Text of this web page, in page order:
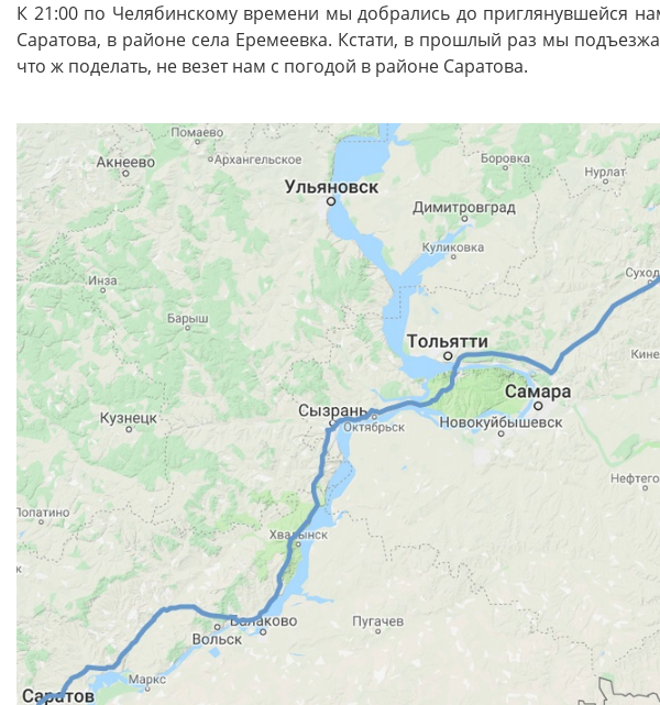
К 21:00 по Челябинскому времени мы добрались до приглянувшейся
Саратова, в районе села Еремеевка. Кстати, в прошлый раз мы
что ж поделать, не везет нам с погодой в районе Саратова.